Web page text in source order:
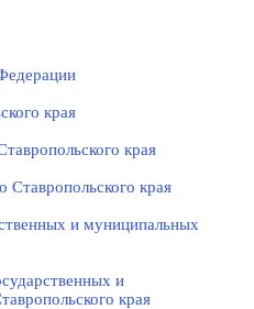
края
края
Ставропольского края
и муниципальных
и
края